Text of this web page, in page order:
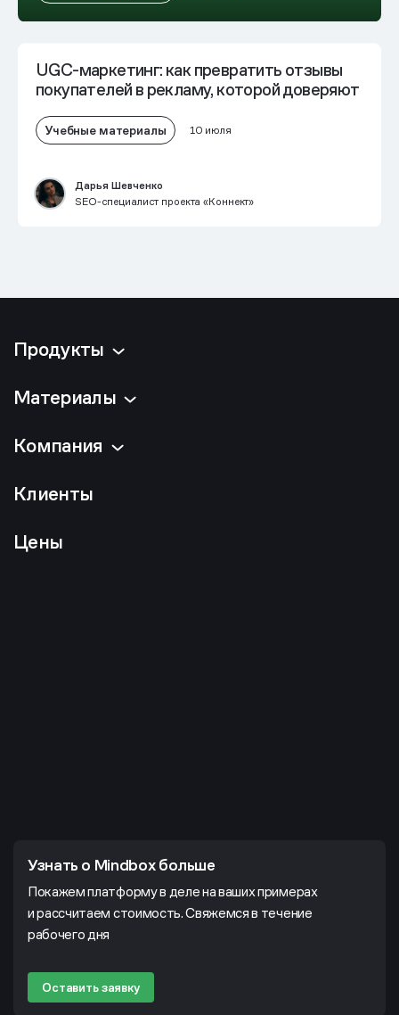
UGC-маркетинг: как превратить отзывы
покупателей в рекламу, которой доверяют
Учебные материалы 10 июля
Дарья Шевченко
SEO-специалист проекта «Коннект»
Продукты
Материалы
Компания
Клиенты
Цены
Узнать о Mindbox больше
Покажем платформу в деле на ваших примерах
и рассчитаем стоимость. Свяжемся в течение
рабочего дня
Оставить заявку